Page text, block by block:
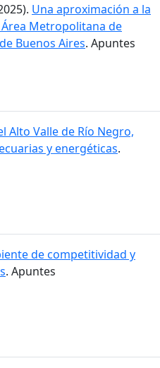
Una aproximación a la
Metropolitana de
Buenos Aires. Apuntes
Alto Valle de Río Negro,
y energéticas.
de competitividad y
. Apuntes